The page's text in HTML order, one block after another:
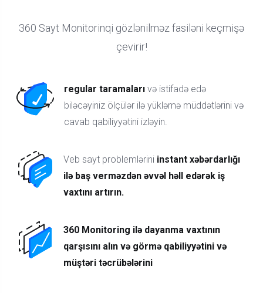
360 Sayt Monitorinqi gözlənilməz fasiləni keçmişə
çevirir!
regular taramaları və istifadə edə
biləcəyiniz ölçülər ilə yükləmə müddətlərini və
cavab qabiliyyətini izləyin.
Veb sayt problemlərini instant xəbərdarlığı
ilə baş verməzdən əvvəl həll edərək iş
vaxtını artırın.
360 Monitoring ilə dayanma vaxtının
qarşısını alın və görmə qabiliyyətini və
müştəri təcrübələrini